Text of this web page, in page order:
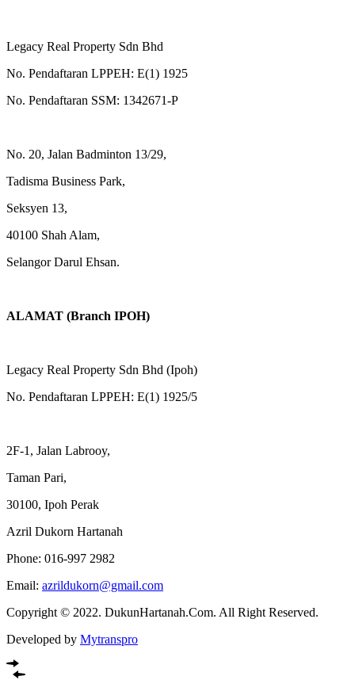
Legacy Real Property Sdn Bhd
No. Pendaftaran LPPEH: E(1) 1925
No. Pendaftaran SSM: 1342671-P
No. 20, Jalan Badminton 13/29,
Tadisma Business Park,
Seksyen 13,
40100 Shah Alam,
Selangor Darul Ehsan.
ALAMAT (Branch IPOH)
Legacy Real Property Sdn Bhd (Ipoh)
No. Pendaftaran LPPEH: E(1) 1925/5
2F-1, Jalan Labrooy,
Taman Pari,
30100, Ipoh Perak
Azril Dukorn Hartanah
Phone: 016-997 2982
Email: azrildukorn@gmail.com
Copyright © 2022. DukunHartanah.Com. All Right Reserved.
Developed by Mytranspro